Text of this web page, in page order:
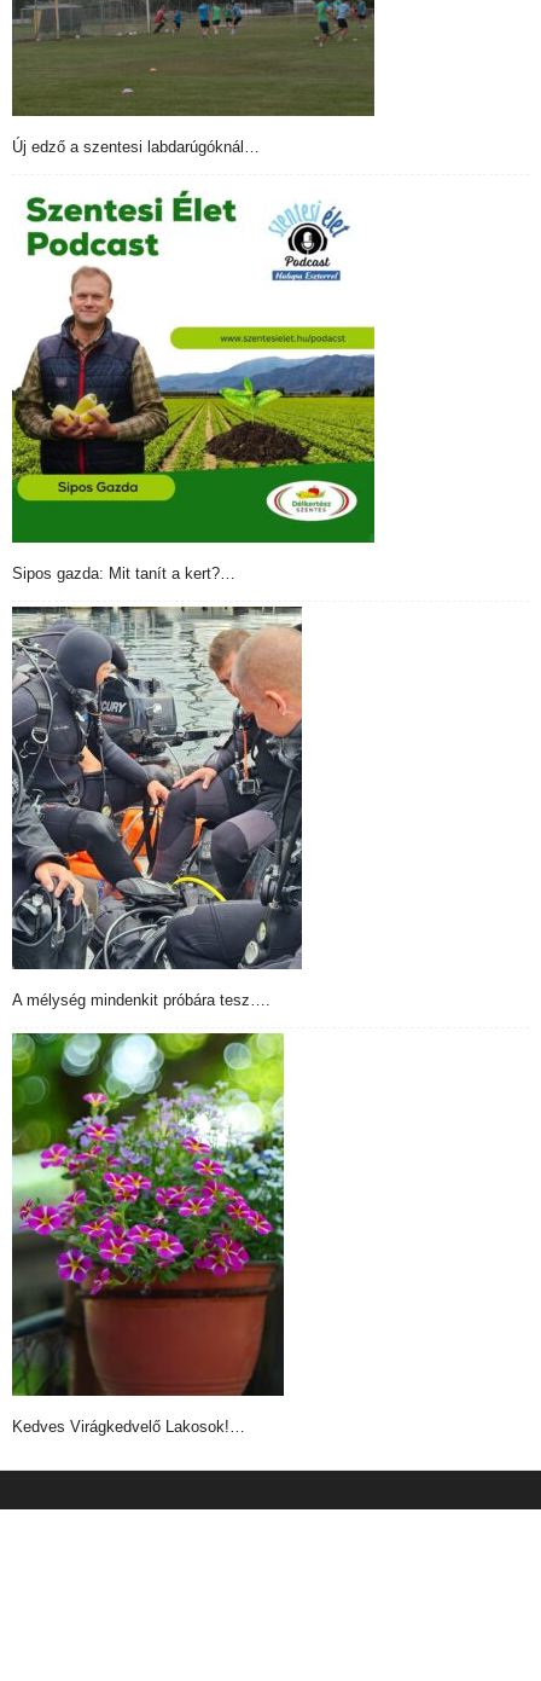
Új edző a szentesi labdarúgóknál…
Sipos gazda: Mit tanít a kert?…
A mélység mindenkit próbára tesz….
Kedves Virágkedvelő Lakosok!…